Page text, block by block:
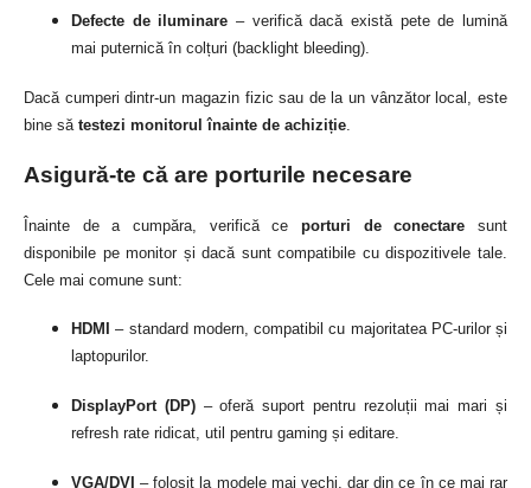
Defecte de iluminare – verifică dacă există pete de lumină
mai puternică în colțuri (backlight bleeding).
Dacă cumperi dintr-un magazin fizic sau de la un vânzător local, este
bine să testezi monitorul înainte de achiziție
Asigură-te că are porturile necesare
Înainte de a cumpăra, verifică ce porturi de conectare sunt
disponibile pe monitor și dacă sunt compatibile cu dispozitivele tale.
Cele mai comune sunt:
HDMI
– standard modern, compatibil cu majoritatea PC-urilor și
laptopurilor.
DisplayPort (DP)– oferă suport pentru rezoluții mai mari și
refresh rate ridicat, util pentru gaming și editare.
VGA/DVI – folosit la modele mai vechi, dar din ce în ce mai rar